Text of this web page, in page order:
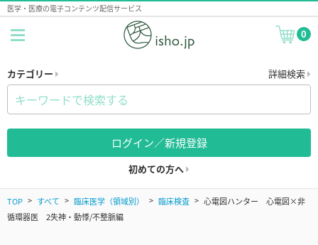
医学・医療の電子コンテンツ配信サービス
0
カテゴリー 詳細検索
ログイン／新規登録
初めての方へ
TOP すべて 臨床医学（領域別） 臨床検査
心電図ハンター 心電図×非
循環器医 2失神・動悸/不整脈編